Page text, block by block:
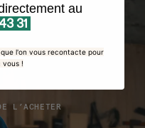
L’ACHETER
au
31
l'on vous recontacte pour
vous !